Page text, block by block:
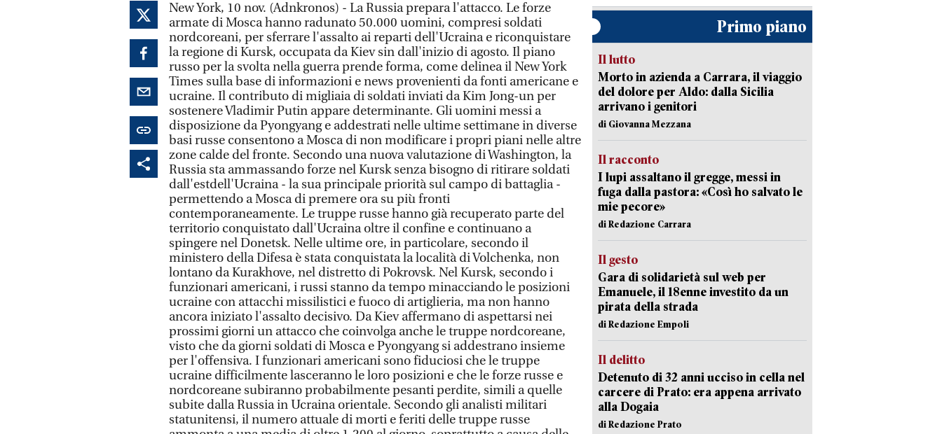
New York, 10 nov. (Adnkronos) - La Russia prepara l'attacco. Le forze
armate di Mosca hanno radunato 50.000 uomini, compresi soldati
nordcoreani, per sferrare l'assalto ai reparti dell'Ucraina e riconquistare
la regione di Kursk, occupata da Kiev sin dall'inizio di agosto. Il piano
russo per la svolta nella guerra prende forma, come delinea il New York
Times sulla base di informazioni e news provenienti da fonti americane e
ucraine. Il contributo di migliaia di soldati inviati da Kim Jong-un per
sostenere Vladimir Putin appare determinante. Gli uomini messi a
disposizione da Pyongyang e addestrati nelle ultime settimane in diverse
basi russe consentono a Mosca di non modificare i propri piani nelle altre
zone calde del fronte. Secondo una nuova valutazione di Washington, la
Russia sta ammassando forze nel Kursk senza bisogno di ritirare soldati
dall'estdell'Ucraina - la sua principale priorità sul campo di battaglia -
permettendo a Mosca di premere ora su più fronti
contemporaneamente. Le truppe russe hanno già recuperato parte del
territorio conquistato dall'Ucraina oltre il confine e continuano a
spingere nel Donetsk. Nelle ultime ore, in particolare, secondo il
ministero della Difesa è stata conquistata la località di Volchenka, non
lontano da Kurakhove, nel distretto di Pokrovsk. Nel Kursk, secondo i
funzionari americani, i russi stanno da tempo minacciando le posizioni
ucraine con attacchi missilistici e fuoco di artiglieria, ma non hanno
ancora iniziato l'assalto decisivo. Da Kiev affermano di aspettarsi nei
prossimi giorni un attacco che coinvolga anche le truppe nordcoreane,
visto che da giorni soldati di Mosca e Pyongyang si addestrano insieme
per l'offensiva. I funzionari americani sono fiduciosi che le truppe
ucraine difficilmente lasceranno le loro posizioni e che le forze russe e
nordcoreane subiranno probabilmente pesanti perdite, simili a quelle
subite dalla Russia in Ucraina orientale. Secondo gli analisti militari
statunitensi, il numero attuale di morti e feriti delle truppe russe
Primo piano
Il lutto
Morto in azienda a Carrara, il viaggio
del dolore per Aldo: dalla Sicilia
arrivano i genitori
di Giovanna Mezzana
Il racconto
I lupi assaltano il gregge, messi in
fuga dalla pastora: «Così ho salvato le
mie pecore»
di Redazione Carrara
Il gesto
Gara di solidarietà sul web per
Emanuele, il 18enne investito da un
pirata della strada
di Redazione Empoli
Il delitto
Detenuto di 32 anni ucciso in cella nel
carcere di Prato: era appena arrivato
alla Dogaia
di Redazione Prato